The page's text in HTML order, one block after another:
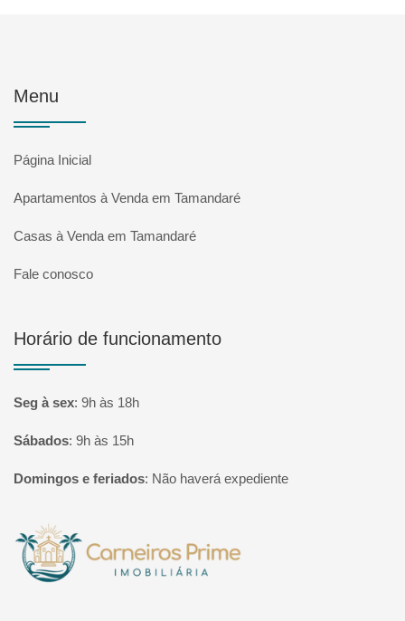
Menu
Página Inicial
Apartamentos à Venda em Tamandaré
Casas à Venda em Tamandaré
Fale conosco
Horário de funcionamento
Seg à sex: 9h às 18h
Sábados: 9h às 15h
Domingos e feriados: Não haverá expediente
Página inicial